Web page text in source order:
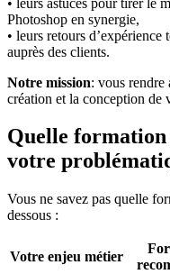
Photoshop en synergie,
• leurs retours
auprès des clients.
Notre mission: vous rendre
création et la conception de
Quelle formation
votre
Vous ne savez pas quelle
dessous :
Votre enjeu métier